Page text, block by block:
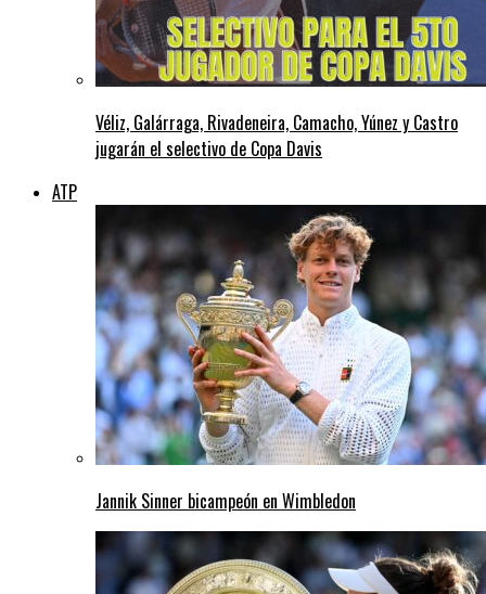
Véliz, Galárraga, Rivadeneira, Camacho, Yúnez y Castro
jugarán el selectivo de Copa Davis
ATP
Jannik Sinner bicampeón en Wimbledon